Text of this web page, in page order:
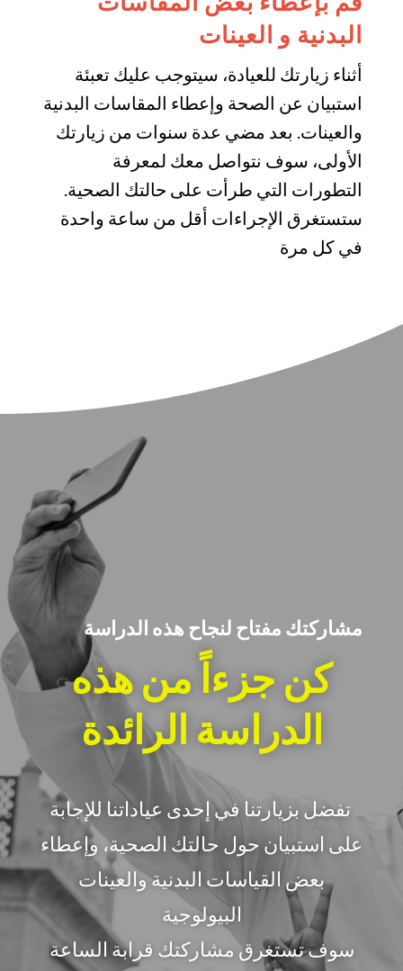
البدنية و العينات
أثناء زيارتك للعيادة، سيتوجب عليك تعبئة
استبيان عن الصحة وإعطاء المقاسات البدنية
والعينات. بعد مضي عدة سنوات من زيارتك
الأولى، سوف نتواصل معك لمعرفة
التطورات التي طرأت على حالتك الصحية.
ستستغرق الإجراءات أقل من ساعة واحدة
في كل مرة
مشاركتك مفتاح لنجاح هذه الدراسة
كن جزءاً من هذه
الدراسة الرائدة
تفضل بزيارتنا في إحدى عياداتنا للإجابة
على استبيان حول حالتك الصحية، وإعطاء
بعض القياسات البدنية والعينات
البيولوجية
سوف تستغرق مشاركتك قرابة الساعة